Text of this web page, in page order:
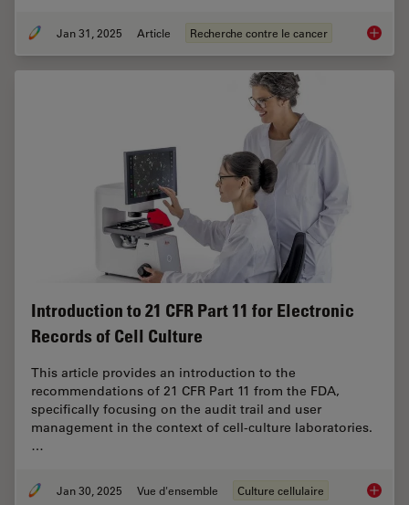
Jan 31, 2025 Article Recherche contre le cancer
Introduction to 21 CFR Part 11 for Electronic
Records of Cell Culture
This article provides an introduction to the
recommendations of 21 CFR Part 11 from the FDA,
specifically focusing on the audit trail and user
management in the context of cell-culture laboratories.
…
Jan 30, 2025 Vue d'ensemble Culture cellulaire